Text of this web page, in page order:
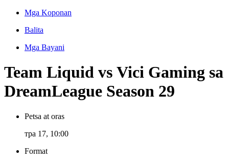
Mga Koponan
Balita
Mga Bayani
Team Liquid vs Vici Gaming sa
DreamLeague Season 29
Petsa at oras
тра 17, 10:00
Format